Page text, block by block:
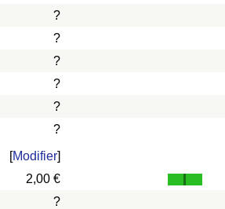
?
?
?
?
?
?
[Modifier]
2,00 €
?